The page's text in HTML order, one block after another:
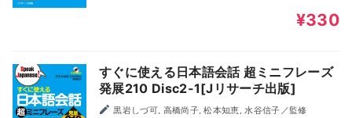
¥330
すぐに使える日本語会話 超ミニフレーズ
発展210 Disc2-1[Jリサーチ出版]
黒岩しづ可, 高橋尚子, 松本知恵, 水谷信子／監修